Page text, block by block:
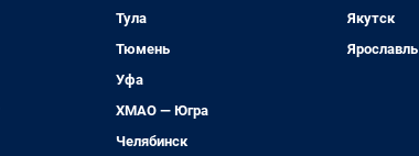
Тула
Тюмень
Уфа
ХМАО — Югра
Челябинск
Якутск
Ярославль